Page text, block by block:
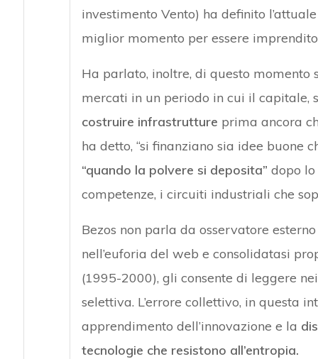
investimento Vento) ha definito
miglior momento per essere
Ha parlato, inoltre, di questo momento
mercati in un periodo in cui il capitale,
costruire infrastrutture prima ancora
ha detto, “si finanziano sia idee buone
“quando la polvere si deposita” dopo
competenze, i circuiti industriali che
Bezos non parla da osservatore
nell’euforia del web e consolidatasi
(1995-2000), gli consente di leggere
selettiva. L’errore collettivo, in questa
apprendimento dell’innovazione e la
tecnologie che resistono all’entropia.